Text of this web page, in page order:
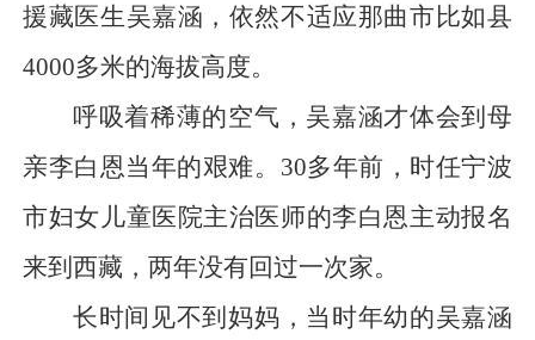
援藏医生吴嘉涵，依然不适应那曲市比如县
4000多米的海拔高度。
呼吸着稀薄的空气，吴嘉涵才体会到母
亲李白恩当年的艰难。30多年前，时任宁波
市妇女儿童医院主治医师的李白恩主动报名
来到西藏，两年没有回过一次家。
长时间见不到妈妈，当时年幼的吴嘉涵